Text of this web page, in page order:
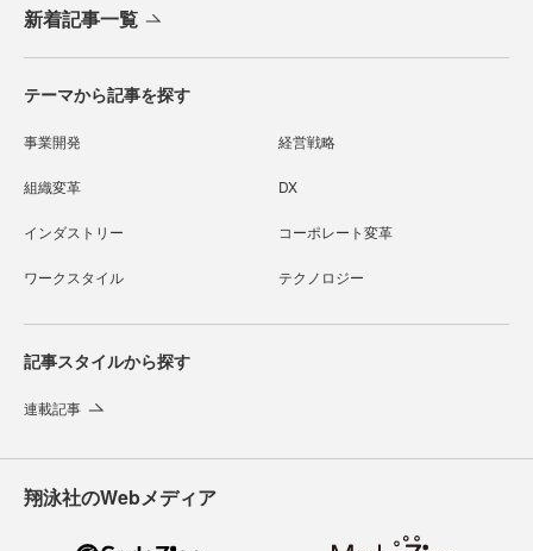
新着記事一覧
テーマから記事を探す
事業開発 経営戦略
組織変革 DX
インダストリー コーポレート変革
ワークスタイル テクノロジー
記事スタイルから探す
連載記事
翔泳社のWebメディア